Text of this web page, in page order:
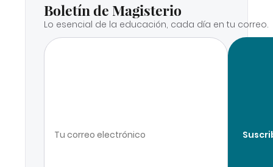
Boletín de Magisterio
Lo esencial de la educación, cada día en tu correo.